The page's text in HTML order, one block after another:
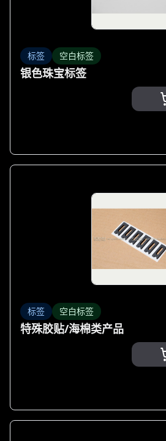
标签 空白标签
银色珠宝标签
标签 空白标签
特殊胶贴/海棉类产品